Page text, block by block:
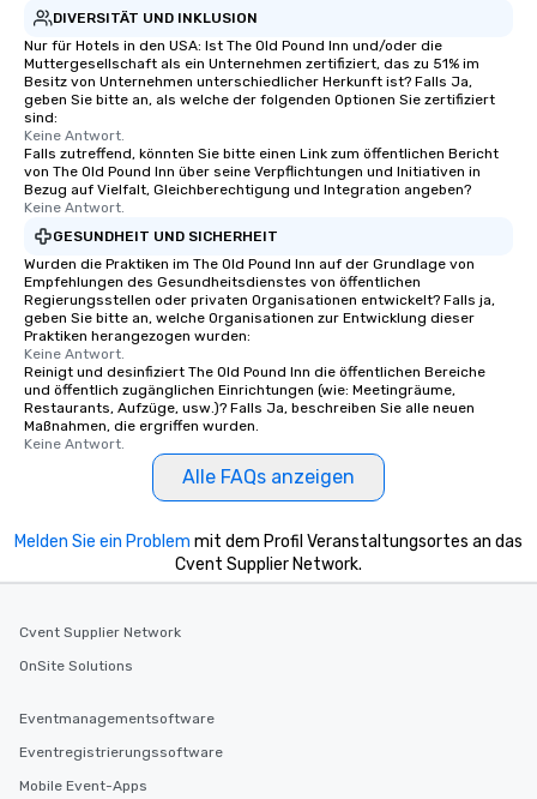
DIVERSITÄT UND INKLUSION
Nur für Hotels in den USA: Ist The Old Pound Inn und/oder die
Muttergesellschaft als ein Unternehmen zertifiziert, das zu 51% im
Besitz von Unternehmen unterschiedlicher Herkunft ist? Falls Ja,
geben Sie bitte an, als welche der folgenden Optionen Sie zertifiziert
sind:
Keine Antwort.
Falls zutreffend, könnten Sie bitte einen Link zum öffentlichen Bericht
von The Old Pound Inn über seine Verpflichtungen und Initiativen in
Bezug auf Vielfalt, Gleichberechtigung und Integration angeben?
Keine Antwort.
GESUNDHEIT UND SICHERHEIT
Wurden die Praktiken im The Old Pound Inn auf der Grundlage von
Empfehlungen des Gesundheitsdienstes von öffentlichen
Regierungsstellen oder privaten Organisationen entwickelt? Falls ja,
geben Sie bitte an, welche Organisationen zur Entwicklung dieser
Praktiken herangezogen wurden:
Keine Antwort.
Reinigt und desinfiziert The Old Pound Inn die öffentlichen Bereiche
und öffentlich zugänglichen Einrichtungen (wie: Meetingräume,
Restaurants, Aufzüge, usw.)? Falls Ja, beschreiben Sie alle neuen
Maßnahmen, die ergriffen wurden.
Keine Antwort.
Alle FAQs anzeigen
Melden Sie ein Problem mit dem Profil Veranstaltungsortes an das
Cvent Supplier Network.
Cvent Supplier Network
OnSite Solutions
Eventmanagementsoftware
Eventregistrierungssoftware
Mobile Event-Apps